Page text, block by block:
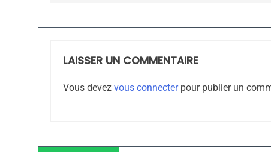
LAISSER UN COMMENTAIRE
Vous devez vous connecterpour publier un
Oeil Ravageur –